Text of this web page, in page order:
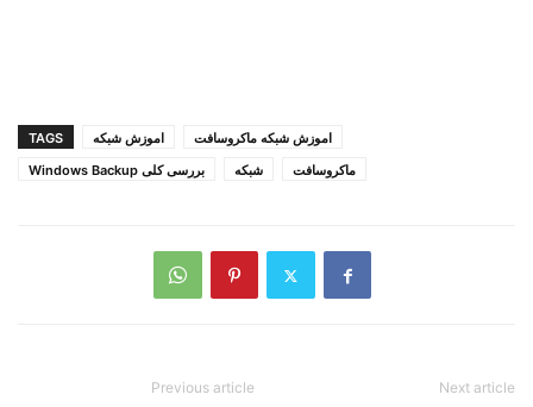
TAGS اموزش شبکه
اموزش شبکه ماکروسافت
بررسی کلی Windows Backup
شبکه ماکروسافت
Previous article Next article